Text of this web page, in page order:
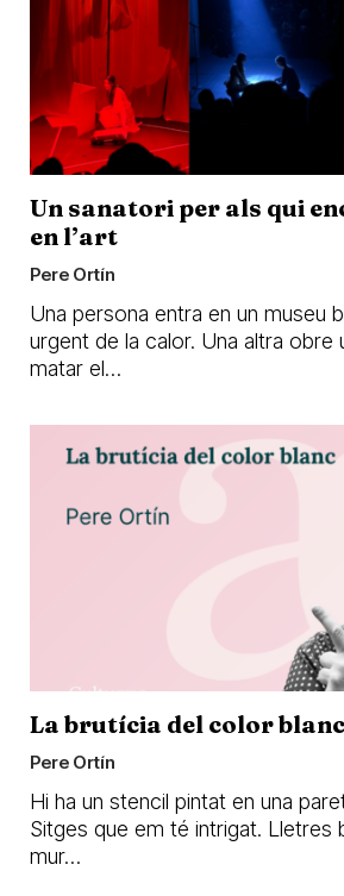
Un sanatori per als qui
en l’art
Pere Ortín
Una persona entra en un museu
urgent de la calor. Una altra obre
matar el…
La brutícia del color blanc
Pere Ortín
Hi ha un stencil pintat en una
Sitges que em té intrigat. Lletres
mur…